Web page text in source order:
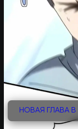
НОВАЯ ГЛАВА